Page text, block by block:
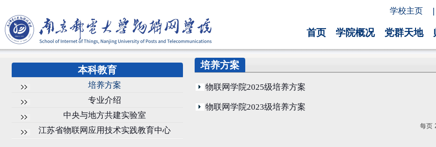
学校主页 |
首页 学院概况 党群天地
本科教育
培养方案
专业介绍
中央与地方共建实验室
江苏省物联网应用技术实践教育中心
培养方案
物联网学院2025级培养方案
物联网学院2023级培养方案
每页